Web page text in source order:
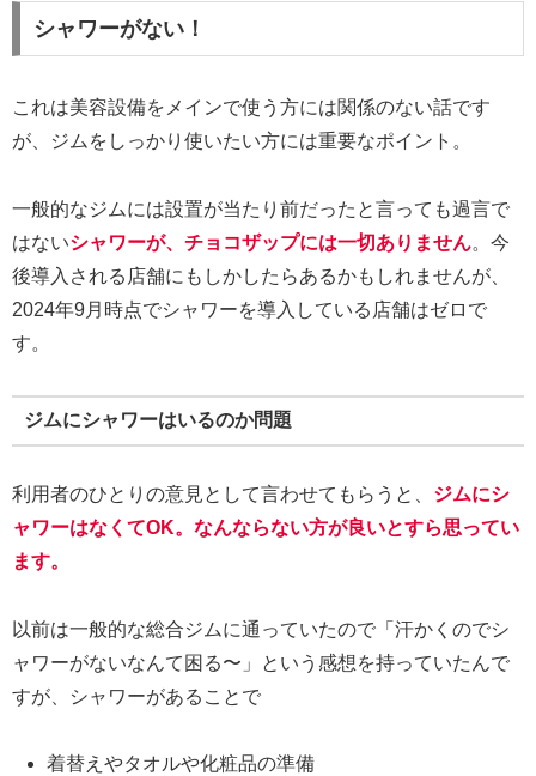
シャワーがない！
これは美容設備をメインで使う方には関係のない話です
が、ジムをしっかり使いたい方には重要なポイント。
一般的なジムには設置が当たり前だったと言っても過言で
はないシャワーが、チョコザップには一切ありません。今
後導入される店舗にもしかしたらあるかもしれませんが、
2024年9月時点でシャワーを導入している店舗はゼロで
す。
ジムにシャワーはいるのか問題
利用者のひとりの意見として言わせてもらうと、 ジムにシ
ャワーはなくてOK。なんならない方が良いとすら思ってい
ます。
以前は一般的な総合ジムに通っていたので「汗かくのでシ
ャワーがないなんて困る〜」という感想を持っていたんで
すが、シャワーがあることで
着替えやタオルや化粧品の準備